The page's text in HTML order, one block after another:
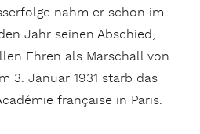
nahm er schon im
Jahr seinen Abschied,
Ehren als Marschall von
3. Januar 1931 starb das
française in Paris.